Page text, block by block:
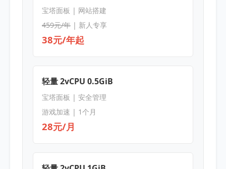
宝塔面板 | 网站搭建
459元/年| 新人专享
38元/年起
轻量 2vCPU 0.5GiB
宝塔面板 | 安全管理
游戏加速 | 1个月
28元/月